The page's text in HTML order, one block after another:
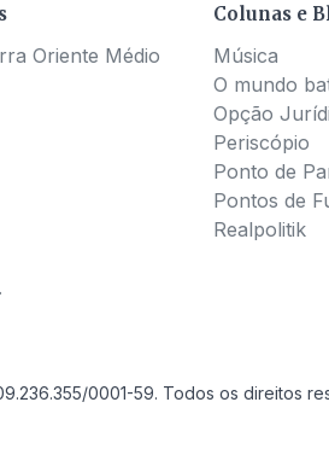
Oriente Médio
Colunas e
Música
O mundo
Opção
Periscópio
Ponto de
Pontos de
Realpolitik
0001-59. Todos os direitos